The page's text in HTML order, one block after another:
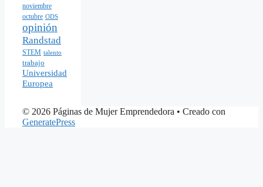
noviembre
octubre ODS
opinión
Randstad
STEM talento
trabajo
Universidad
Europea
© 2026 Páginas de Mujer Emprendedora • Creado con
GeneratePress